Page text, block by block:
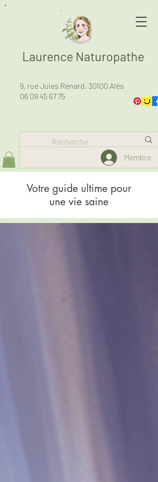
9, rue Jules Renard, 30100 Alès
06 09 45 67 75
Membre
Laurence Naturopathe
Votre guide ultime pour
une vie saine